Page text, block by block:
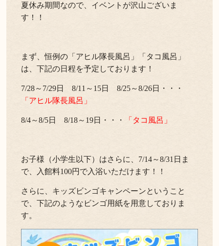
夏休み期間なので、イベントが沢山ございま
す！！
まず、恒例の「アヒル隊長風呂」「タコ風呂」
は、下記の日程を予定しております！
7/28～7/29日 8/11～15日 8/25～8/26日・・・
「アヒル隊長風呂」
8/4～8/5日 8/18～19日・・・ 「タコ風呂」
お子様（小学生以下）はさらに、7/14～8/31日ま
で、入館料100円で入浴いただけます！！
さらに、キッズビンゴキャンペーンということ
で、下記のようなビンゴ用紙を用意しておりま
す。